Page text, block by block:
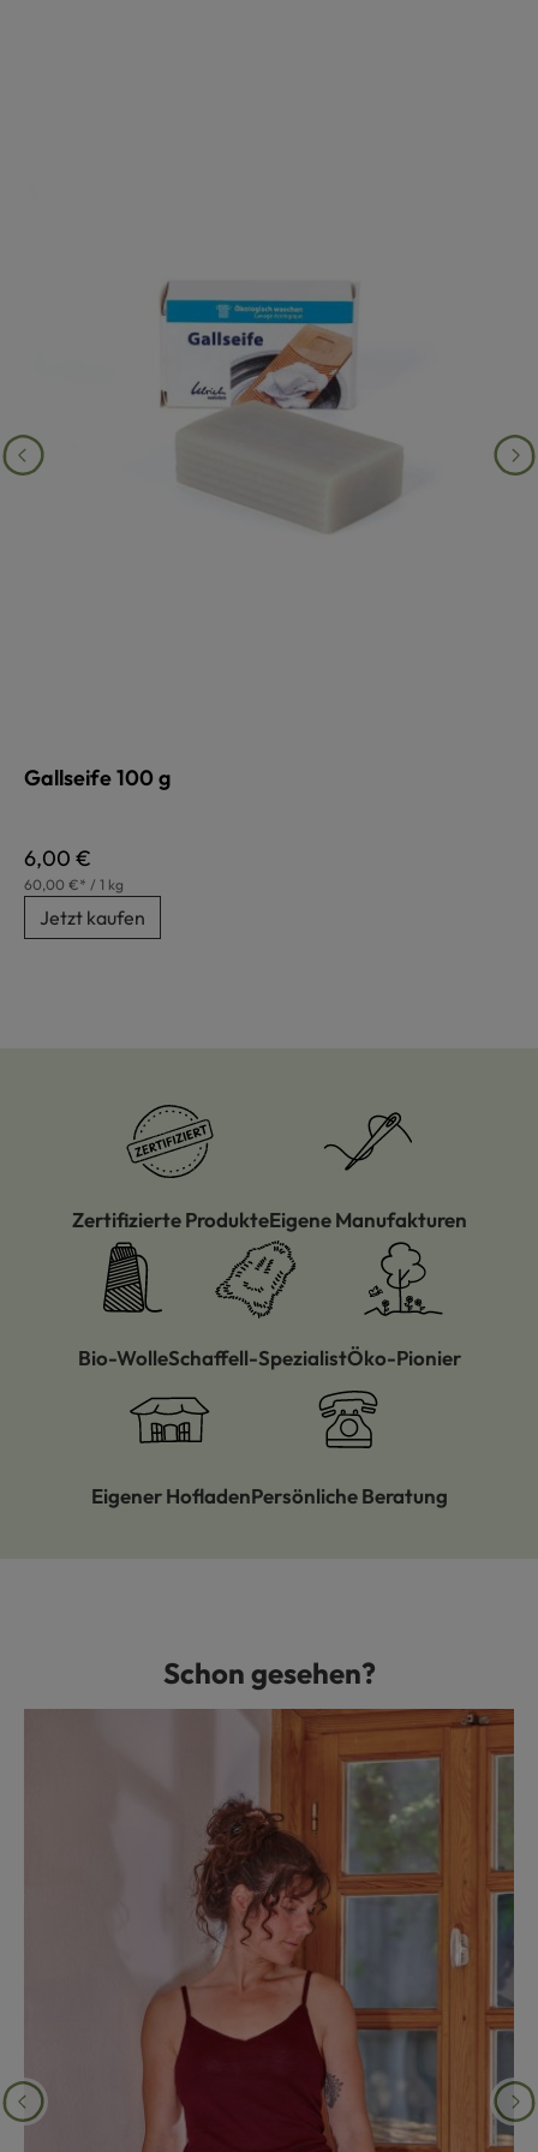
Gallseife 100 g
Regulärer Preis:
6,00 €
60,00 €* / 1 kg
Jetzt kaufen
Zertifizierte ProdukteEigene Manufakturen
Bio-WolleSchaffell-SpezialistÖko-Pionier
Eigener HofladenPersönliche Beratung
Produktgalerie überspringenSchon gesehen?